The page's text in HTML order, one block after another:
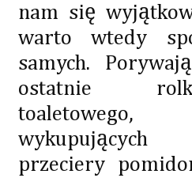
nam się
warto wtedy
samych.
ostatnie
przeciery